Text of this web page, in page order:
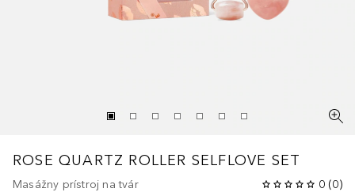
ROSE QUARTZ ROLLER SELFLOVE SET
Masážny prístroj na tvár 0 (0)